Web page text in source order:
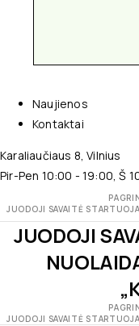
Naujienos
Kontaktai
Karaliaučiaus 8, Vilnius
Pir-Pen 10:00 - 19:00, Š
JUODOJI SAVAITĖ
JUODOJI
JUODOJI SAVAITĖ